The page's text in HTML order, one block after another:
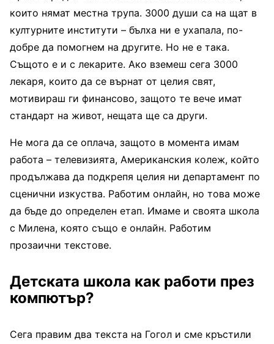
които нямат местна трупа. 3000 души са на щат в
културните институти – бълха ни е ухапала, по-
добре да помогнем на другите. Но не е така.
Същото е и с лекарите. Ако вземеш сега 3000
лекаря, които да се върнат от целия свят,
мотивираш ги финансово, защото те вече имат
стандарт на живот, нещата ще са други.
Не мога да се оплача, защото в момента имам
работа – телевизията, Американския колеж, който
продължава да подкрепя целия ни департамент по
сценични изкуства. Работим онлайн, но това може
да бъде до определен етап. Имаме и своята школа
с Милена, която също е онлайн. Работим
прозаични текстове.
Детската школа как работи през
компютър?
Сега правим два текста на Гогол и сме кръстили